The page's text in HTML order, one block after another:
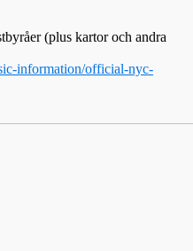
(plus kartor och andra
information/official-nyc-